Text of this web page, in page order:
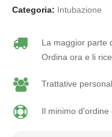
Categoria:
Intubazione
La maggior parte
Ordina ora e li
Trattative
Il minimo d'ordine